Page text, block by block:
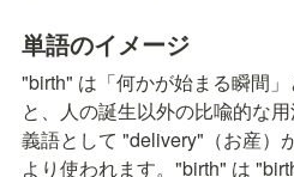
単語のイメージ
"birth" は「何かが始まる瞬間
と、人の誕生以外の比喩的な
義語として "delivery"（お産）
より使われます。"birth" は